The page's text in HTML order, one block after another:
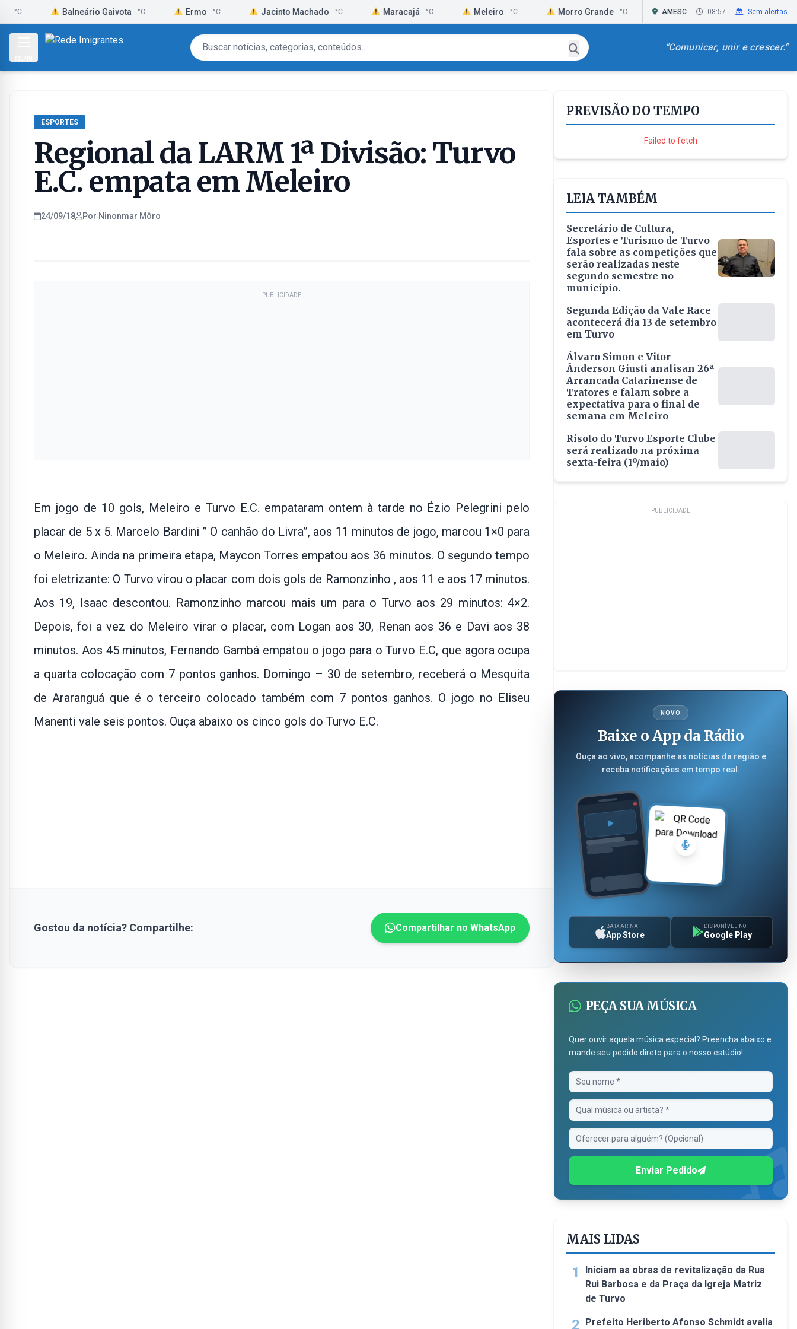
Skip
content
Balneário Gaivota --°C --°C Jacinto Machado --°C Maracajá --°C Meleiro --°C Morro Grande --°C Passo de Torres --°C Praia
AMESC 08:57 Sem alertas
"Comunicar, unir e crescer."
ESPORTES
Regional da LARM 1ª Divisão: Turvo
E.C. empata em Meleiro
24/09/18 Por Ninonmar Môro
PUBLICIDADE
Em jogo de 10 gols, Meleiro e Turvo E.C. empataram ontem à tarde no Ézio Pelegrini pelo
placar de 5 x 5. Marcelo Bardini ” O canhão do Livra”, aos 11 minutos de jogo, marcou 1×0 para
o Meleiro. Ainda na primeira etapa, Maycon Torres empatou aos 36 minutos. O segundo tempo
foi eletrizante: O Turvo virou o placar com dois gols de Ramonzinho , aos 11 e aos 17 minutos.
Aos 19, Isaac descontou. Ramonzinho marcou mais um para o Turvo aos 29 minutos: 4×2.
Depois, foi a vez do Meleiro virar o placar, com Logan aos 30, Renan aos 36 e Davi aos 38
minutos. Aos 45 minutos, Fernando Gambá empatou o jogo para o Turvo E.C, que agora ocupa
a quarta colocação com 7 pontos ganhos. Domingo – 30 de setembro, receberá o Mesquita
de Araranguá que é o terceiro colocado também com 7 pontos ganhos. O jogo no Eliseu
Manenti vale seis pontos. Ouça abaixo os cinco gols do Turvo E.C.
Gostou da notícia? Compartilhe: Compartilhar no WhatsApp
PREVISÃO DO TEMPO
Failed to fetch
LEIA TAMBÉM
Secretário de Cultura,
Esportes e Turismo de Turvo
fala sobre as competições que
serão realizadas neste
segundo semestre no
município.
Segunda Edição da Vale Race
acontecerá dia 13 de setembro
em Turvo
Álvaro Simon e Vitor
Ânderson Giusti analisan 26ª
Arrancada Catarinense de
Tratores e falam sobre a
expectativa para o final de
semana em Meleiro
Risoto do Turvo Esporte Clube
será realizado na próxima
sexta-feira (1º/maio)
PUBLICIDADE
NOVO
Baixe o App da Rádio
Ouça ao vivo, acompanhe as notícias da região e
receba notificações em tempo real.
BAIXAR NA
App Store
DISPONÍVEL NO
Google Play
PEÇA SUA MÚSICA
Quer ouvir aquela música especial? Preencha abaixo e
mande seu pedido direto para o nosso estúdio!
Enviar Pedido
MAIS LIDAS
1
Iniciam as obras de revitalização da Rua
Rui Barbosa e da Praça da Igreja Matriz
de Turvo
2 Prefeito Heriberto Afonso Schmidt avalia